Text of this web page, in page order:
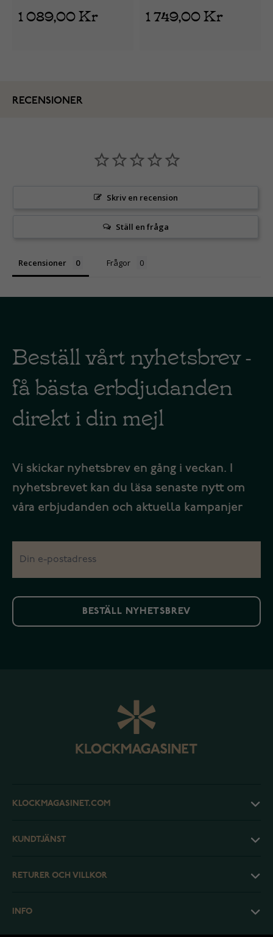
1 089,00 Kr 1 749,00 Kr
RECENSIONER
Skriv en recension
Ställ en fråga
Recensioner Frågor
Beställ vårt nyhetsbrev -
få bästa erbdjudanden
direkt i din mejl
Vi skickar nyhetsbrev en gång i veckan. I
nyhetsbrevet kan du läsa senaste nytt om
våra erbjudanden och aktuella kampanjer
BESTÄLL NYHETSBREV
KLOCKMAGASINET.COM
KUNDTJÄNST
RETURER OCH VILLKOR
INFO